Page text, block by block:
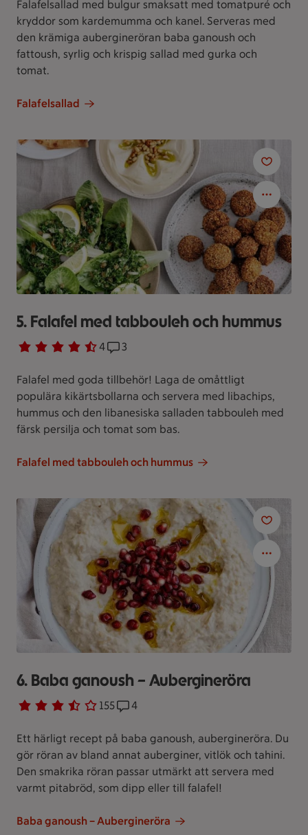
Falafelsallad med bulgur smaksatt med tomatpuré och
kryddor som kardemumma och kanel. Serveras med
den krämiga aubergineröran baba ganoush och
fattoush, syrlig och krispig sallad med gurka och
tomat.
Falafelsallad
5. Falafel med tabbouleh och hummus
Betyg 4.3 av 5. 4
4 personer har röstatReceptet har 3 kommentarer
3
Falafel med goda tillbehör! Laga de omåttligt
populära kikärtsbollarna och servera med libachips,
hummus och den libanesiska salladen tabbouleh med
färsk persilja och tomat som bas.
Falafel med tabbouleh och hummus
6. Baba ganoush – Aubergineröra
Betyg 3.6 av 5. 155
155 personer har röstatReceptet har 4 kommentarer
4
Ett härligt recept på baba ganoush, aubergineröra. Du
gör röran av bland annat auberginer, vitlök och tahini.
Den smakrika röran passar utmärkt att servera med
varmt pitabröd, som dipp eller till falafel!
Baba ganoush – Aubergineröra